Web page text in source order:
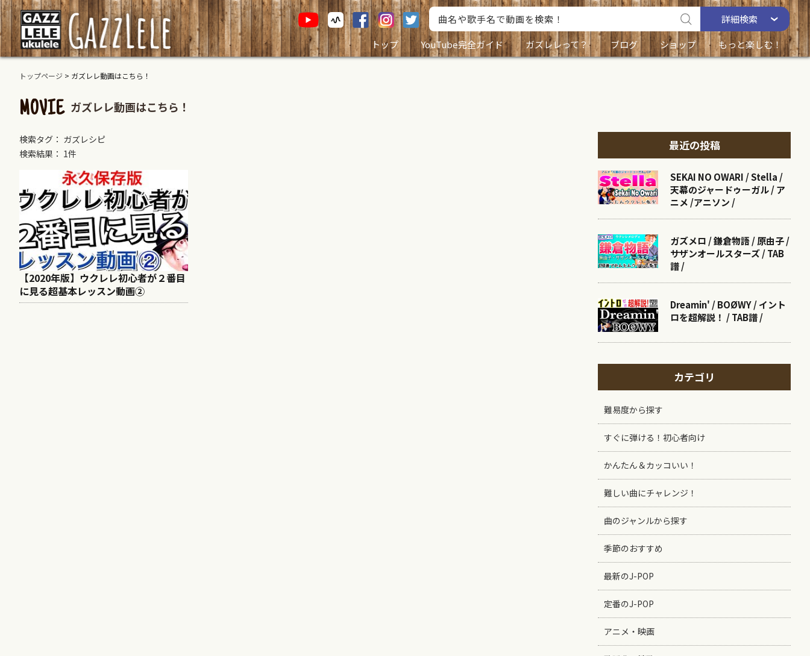
詳細検索
トップ
YouTube完全ガイド ガズレレって？ ブログ ショップ もっと楽しむ！
トップページ > ガズレレ動画はこちら！
MOVIE ガズレレ動画はこちら！
検索タグ： ガズレシピ
検索結果： 1件
【2020年版】ウクレレ初心者が２番目
に見る超基本レッスン動画②
最近の投稿
SEKAI NO OWARI / Stella /
天幕のジャードゥーガル / ア
ニメ /アニソン /
ガズメロ / 鎌倉物語 / 原由子 /
サザンオールスターズ / TAB
譜 /
Dreamin' / BOØWY / イント
ロを超解説！ / TAB譜 /
カテゴリ
難易度から探す
すぐに弾ける！初心者向け
かんたん＆カッコいい！
難しい曲にチャレンジ！
曲のジャンルから探す
季節のおすすめ
最新のJ-POP
定番のJ-POP
アニメ・映画